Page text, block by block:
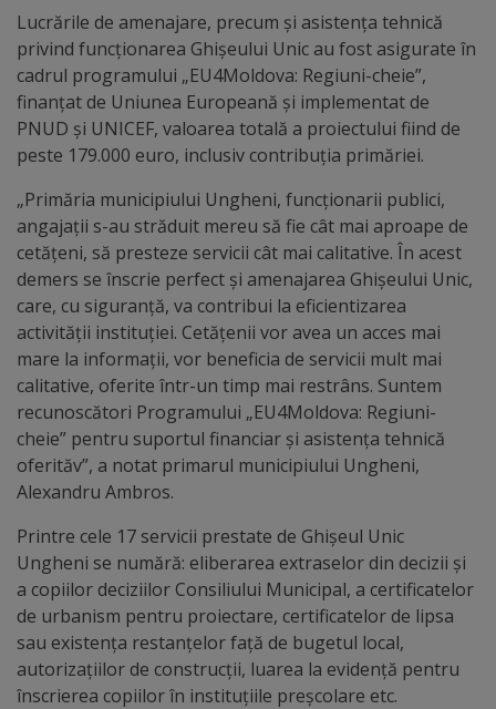
Excelență
Ungheniul
turistic
Obiective
turistice
Sculpturi
(harta
sculpturilor)
Monumente
arhitecturale
Personalități
marcante
Sportivi
de
performanță
Lucrările de amenajare, precum și asistența tehnică
privind funcționarea Ghișeului Unic au fost asigurate în
cadrul programului „EU4Moldova: Regiuni-cheie”,
finanțat de Uniunea Europeană și implementat de
PNUD și UNICEF, valoarea totală a proiectului fiind de
peste 179.000 euro, inclusiv contribuția primăriei.
„Primăria municipiului Ungheni, funcționarii publici,
angajații s-au străduit mereu să fie cât mai aproape de
cetățeni, să presteze servicii cât mai calitative. În acest
demers se înscrie perfect și amenajarea Ghișeului Unic,
care, cu siguranță, va contribui la eficientizarea
activității instituției. Cetățenii vor avea un acces mai
mare la informații, vor beneficia de servicii mult mai
calitative, oferite într-un timp mai restrâns. Suntem
recunoscători Programului „EU4Moldova: Regiuni-
cheie” pentru suportul financiar și asistența tehnică
oferităv”, a notat primarul municipiului Ungheni,
Alexandru Ambros.
Printre cele 17 servicii prestate de Ghișeul Unic
Ungheni se numără: eliberarea extraselor din decizii și
a copiilor deciziilor Consiliului Municipal, a certificatelor
de urbanism pentru proiectare, certificatelor de lipsa
sau existența restanțelor față de bugetul local,
autorizațiilor de construcții, luarea la evidență pentru
înscrierea copiilor în instituțiile preșcolare etc.